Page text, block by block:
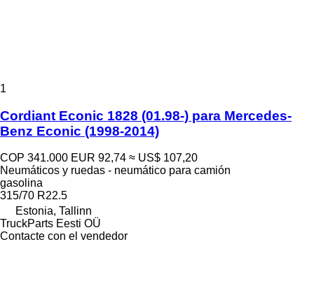
1
Cordiant Econic 1828 (01.98-) para Mercedes-
Benz Econic (1998-2014)
COP 341.000 EUR 92,74 ≈ US$ 107,20
Neumáticos y ruedas - neumático para camión
gasolina
315/70 R22.5
Estonia, Tallinn
TruckParts Eesti OÜ
Contacte con el vendedor